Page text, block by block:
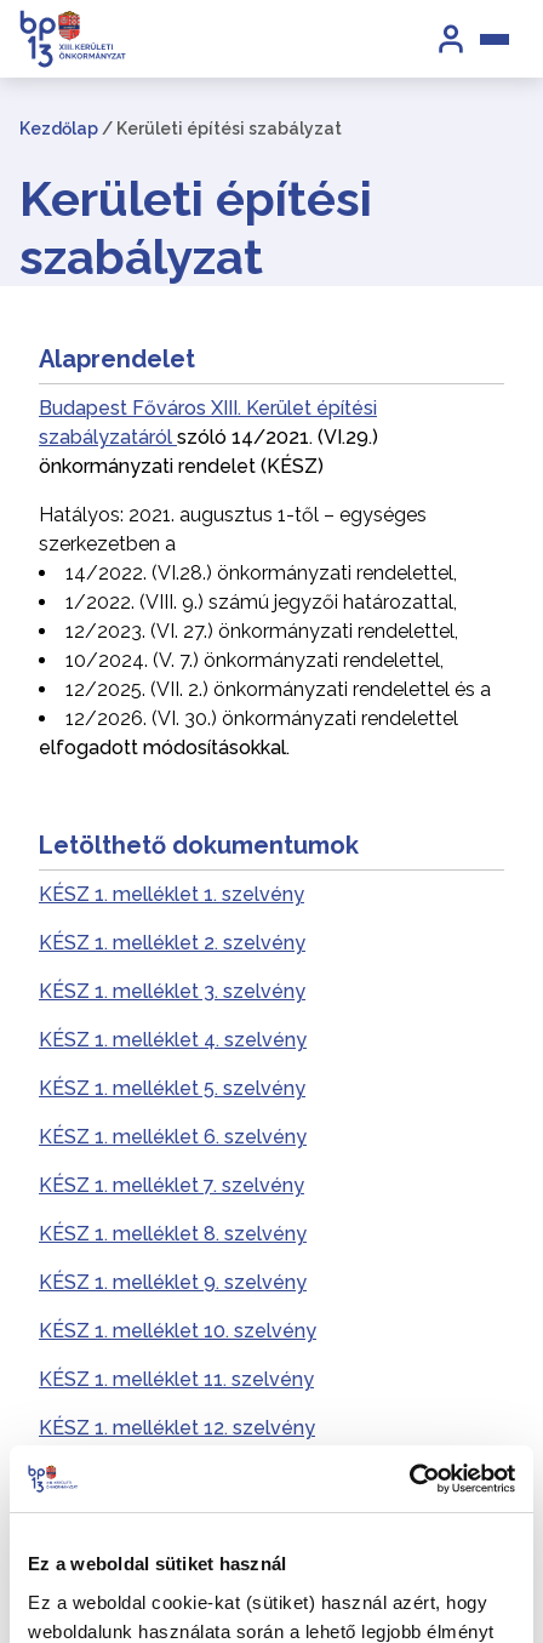
Ez a weboldal sütiket használ
Ez a weboldal cookie-kat (sütiket) használ azért, hogy
weboldalunk használata során a lehető legjobb élményt
Kezdőlap / Kerületi építési szabályzat
Kerületi építési
szabályzat
Alaprendelet
Budapest Főváros XIII. Kerület építési
szabályzatáról szóló 14/2021. (VI.29.)
önkormányzati rendelet (KÉSZ)
Hatályos: 2021. augusztus 1-től – egységes
szerkezetben a
14/2022. (VI.28.) önkormányzati rendelettel,
1/2022. (VIII. 9.) számú jegyzői határozattal,
12/2023. (VI. 27.) önkormányzati rendelettel,
10/2024. (V. 7.) önkormányzati rendelettel,
12/2025. (VII. 2.) önkormányzati rendelettel és a
12/2026. (VI. 30.) önkormányzati rendelettel
elfogadott módosításokkal.
Letölthető dokumentumok
KÉSZ 1. melléklet 1. szelvény
KÉSZ 1. melléklet 2. szelvény
KÉSZ 1. melléklet 3. szelvény
KÉSZ 1. melléklet 4. szelvény
KÉSZ 1. melléklet 5. szelvény
KÉSZ 1. melléklet 6. szelvény
KÉSZ 1. melléklet 7. szelvény
KÉSZ 1. melléklet 8. szelvény
KÉSZ 1. melléklet 9. szelvény
KÉSZ 1. melléklet 10. szelvény
KÉSZ 1. melléklet 11. szelvény
KÉSZ 1. melléklet 12. szelvény
KÉSZ 4. melléklet – magassági szabályozás
hely, az építési vonal, a zöldfelületek, valamint az
meghatározása